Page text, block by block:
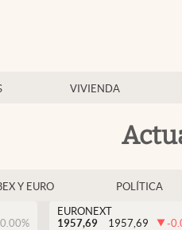
VIVIENDA
Y EURO POLÍTICA
0.00%
EURONEXT
1957,69
1957,69 -